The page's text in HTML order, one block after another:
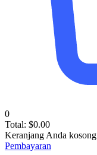
0
Total: $0.00
Keranjang Anda kosong
Pembayaran